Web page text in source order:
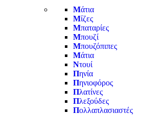
Μάτια
Μίζες
Μπαταρίες
Μπουζί
Μπουζόπιπες
Μάτια
Ντουί
Πηνία
Πηνιοφόρος
Πλατίνες
Πλεξούδες
Πολλαπλασιαστές